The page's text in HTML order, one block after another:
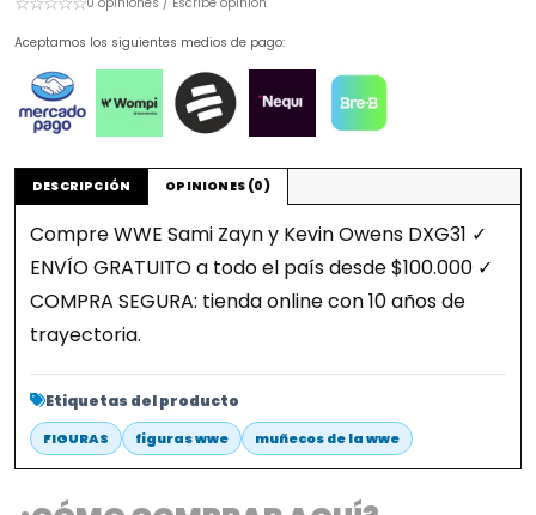
Aceptamos los siguientes medios de pago:
DESCRIPCIÓN OPINIONES (0)
Compre WWE Sami Zayn y Kevin Owens DXG31 ✓
ENVÍO GRATUITO a todo el país desde $100.000 ✓
COMPRA SEGURA: tienda online con 10 años de
trayectoria.
Etiquetas del producto
FIGURAS figuras wwe muñecos de la wwe